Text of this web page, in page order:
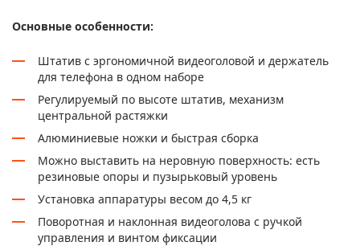
Основные особенности:
Штатив с эргономичной видеоголовой и держатель
для телефона в одном наборе
Регулируемый по высоте штатив, механизм
центральной растяжки
Алюминиевые ножки и быстрая сборка
Можно выставить на неровную поверхность: есть
резиновые опоры и пузырьковый уровень
Установка аппаратуры весом до 4,5 кг
Поворотная и наклонная видеоголова с ручкой
управления и винтом фиксации